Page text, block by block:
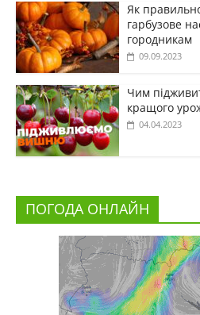
Як
гарбузове
городникам
09.09.2023
Чим
кращого
04.04.2023
ПОГОДА ОНЛАЙН